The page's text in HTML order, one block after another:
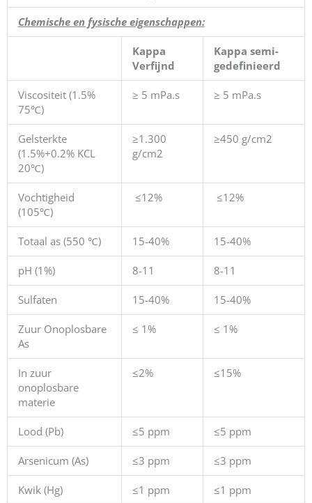
Chemische en fysische eigenschappen:
Kappa
Verfijnd
Kappa semi-
gedefinieerd
Viscositeit (1.5%
75℃)
≥ 5 mPa.s ≥ 5 mPa.s
Gelsterkte
(1.5%+0.2% KCL
20℃)
≥1.300
g/cm2
≥450 g/cm2
Vochtigheid
(105℃)
≤12% ≤12%
Totaal as (550 ℃) 15-40% 15-40%
pH (1%) 8-11 8-11
Sulfaten 15-40% 15-40%
Zuur Onoplosbare
As
≤ 1% ≤ 1%
In zuur
onoplosbare
materie
≤2% ≤15%
Lood (Pb) ≤5 ppm ≤5 ppm
Arsenicum (As) ≤3 ppm ≤3 ppm
Kwik (Hg) ≤1 ppm ≤1 ppm